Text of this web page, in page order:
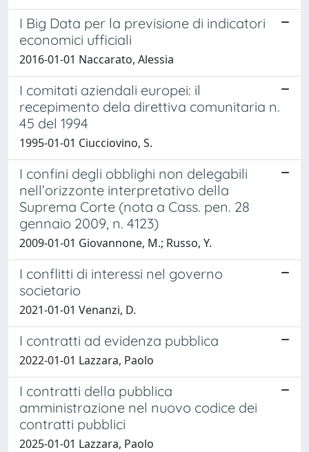
I Big Data per la previsione di indicatori
economici ufficiali
2016-01-01 Naccarato, Alessia
I comitati aziendali europei: il
recepimento dela direttiva comunitaria n.
45 del 1994
1995-01-01 Ciucciovino, S.
I confini degli obblighi non delegabili
nell’orizzonte interpretativo della
Suprema Corte (nota a Cass. pen. 28
gennaio 2009, n. 4123)
2009-01-01 Giovannone, M.; Russo, Y.
I conflitti di interessi nel governo
societario
2021-01-01 Venanzi, D.
I contratti ad evidenza pubblica
2022-01-01 Lazzara, Paolo
I contratti della pubblica
amministrazione nel nuovo codice dei
contratti pubblici
2025-01-01 Lazzara, Paolo